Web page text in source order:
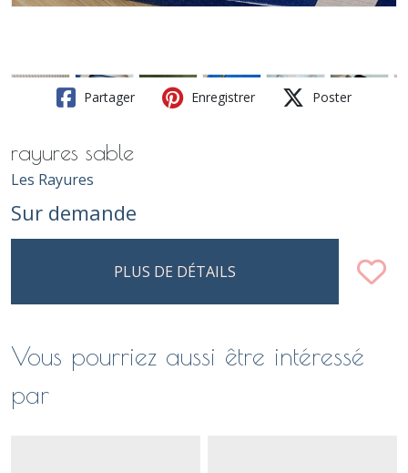
Partager Enregistrer Poster
rayures sable
Les Rayures
Sur demande
PLUS DE DÉTAILS
Vous pourriez aussi être intéressé
par